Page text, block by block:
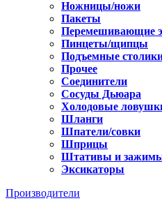
Ножницы/ножи
Пакеты
Перемешивающие
Пинцеты/щипцы
Подъемные
Прочее
Соединители
Сосуды Дьюара
Холодовые
Шланги
Шпатели/совки
Шприцы
Штативы и
Эксикаторы
Производители